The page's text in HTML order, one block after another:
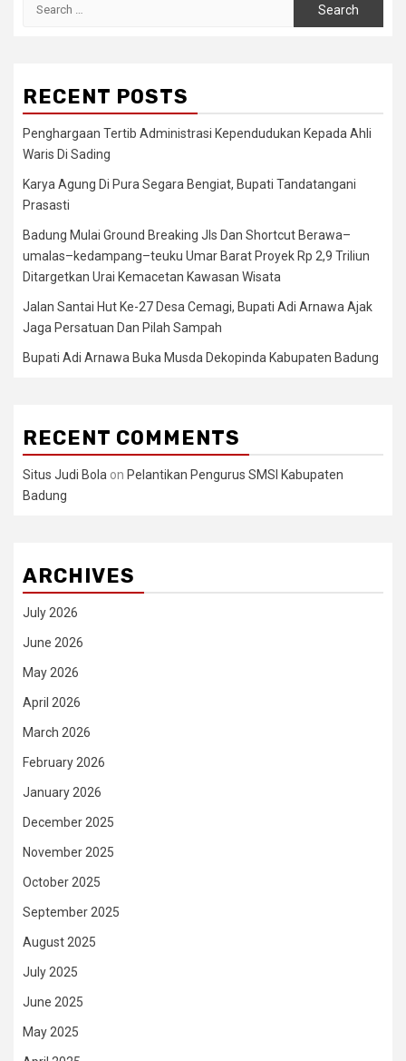
RECENT POSTS
Penghargaan Tertib Administrasi Kependudukan Kepada Ahli
Waris Di Sading
Karya Agung Di Pura Segara Bengiat, Bupati Tandatangani
Prasasti
Badung Mulai Ground Breaking Jls Dan Shortcut Berawa–
umalas–kedampang–teuku Umar Barat Proyek Rp 2,9 Triliun
Ditargetkan Urai Kemacetan Kawasan Wisata
Jalan Santai Hut Ke-27 Desa Cemagi, Bupati Adi Arnawa Ajak
Jaga Persatuan Dan Pilah Sampah
Bupati Adi Arnawa Buka Musda Dekopinda Kabupaten Badung
RECENT COMMENTS
Situs Judi Bola on Pelantikan Pengurus SMSI Kabupaten
Badung
ARCHIVES
July 2026
June 2026
May 2026
April 2026
March 2026
February 2026
January 2026
December 2025
November 2025
October 2025
September 2025
August 2025
July 2025
June 2025
May 2025